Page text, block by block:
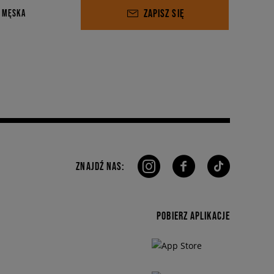
MĘSKA ZAPISZ SIĘ
ZNAJDŹ NAS:
POBIERZ APLIKACJE